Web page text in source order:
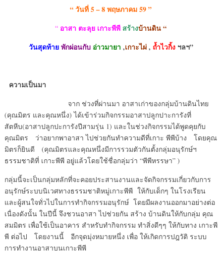
“ วันที่ 5 – 8 พฤษภาคม 59 ”
“ อาสา ตะลุย เกาะพีพี สร้างบ้านดิน“
วันสุดท้ายพักผ่อนกับ อ่าวมายา ,เกาะไผ่, ถ้ำไวกิ้งฯลฯ”
ความเป็นมา
จาก ช่วงที่ผ่านมา อาสาเก่าของกลุ่มบ้านดินไทย
(คุณมิตร และคุณหนึ่ง) ได้เข้าร่วมกิจกรรมอาสาปลูกปาะการังที่
สัตหีบ(อาสาปลูกปะการังปีสามรุ่น 1) และในช่วงกิจกรรมได้พูดคุยกับ
คุณมิตร ว่าอยากพาอาสา ไปช่วยกันทำความดีที่เกาะ พีพีบ้าง โดยคุณ
มิตรก็ยินดี (คุณมิตรและคุณหนึ่งมีการรวมตัวกันตั้งกลุ่มอนุรักษ์ฯ
ธรรมชาติที่ เกาะพีพี อยู่แล้วโดยใช้ชื่อกลุ่มว่า “พีพีหรรษา” )
กลุ่มนี้จะเป็นกลุ่มหลักที่จะคอยประสานงานและจัดกิจกรรมเกี่ยวกับการ
อนุรักษ์ระบบนิเวศทางธรรมชาติหมู่เกาะพีพี ให้กับเด็กๆ ในโรงเรียน
และผู้สนใจทั่วไปในการทำกิจกรรมอนุรักษ์ โดยมีผลงานออกมาอย่างต่อ
เนื่องดังนั้น ในปีนี้ จึงชวนอาสา ไปช่วยกัน สร้าง บ้านดินให้กับกลุ่ม คุณ
สมมิตร เพื่อใช้เป็นอาคาร สำหรับทำกิจกรรม ทำสิ่งดีๆๆ ให้กับทาง เกาะพี
พี ต่อไป โดยงานนี้ อีกจุดมุ่งหมายหนึ่ง เพื่อ ให้เกิดการปฎวัติ ระบบ
การทำงานอาสาบนเกาะพีพี